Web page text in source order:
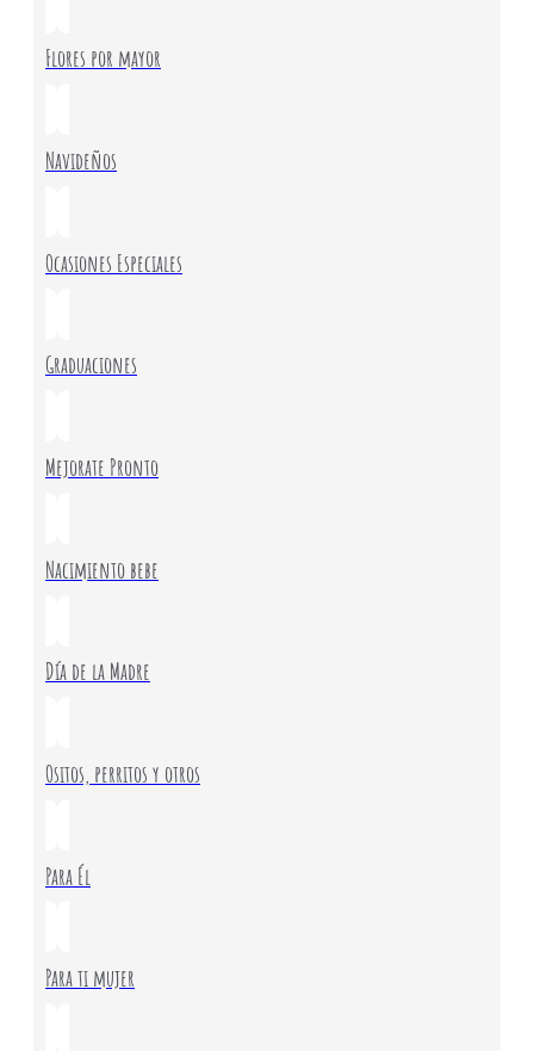
Flores por mayor
Navideños
Ocasiones Especiales
Graduaciones
Mejorate Pronto
Nacimiento bebe
Día de la Madre
Ositos, perritos y otros
Para Él
Para ti mujer